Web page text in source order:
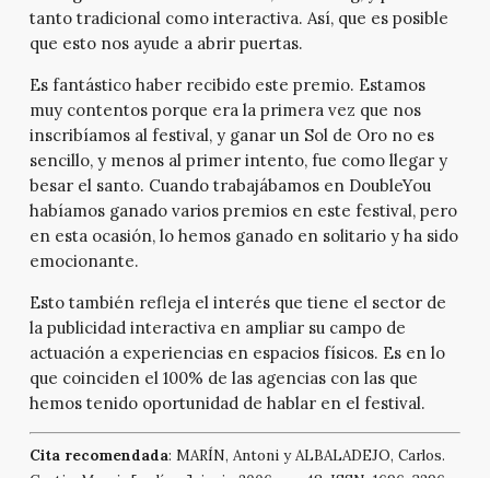
tanto tradicional como interactiva. Así, que es posible
que esto nos ayude a abrir puertas.
Es fantástico haber recibido este premio. Estamos
muy contentos porque era la primera vez que nos
inscribíamos al festival, y ganar un Sol de Oro no es
sencillo, y menos al primer intento, fue como llegar y
besar el santo. Cuando trabajábamos en DoubleYou
habíamos ganado varios premios en este festival, pero
en esta ocasión, lo hemos ganado en solitario y ha sido
emocionante.
Esto también refleja el interés que tiene el sector de
la publicidad interactiva en ampliar su campo de
actuación a experiencias en espacios físicos. Es en lo
que coinciden el 100% de las agencias con las que
hemos tenido oportunidad de hablar en el festival.
Cita recomendada: MARÍN, Antoni y ALBALADEJO, Carlos.